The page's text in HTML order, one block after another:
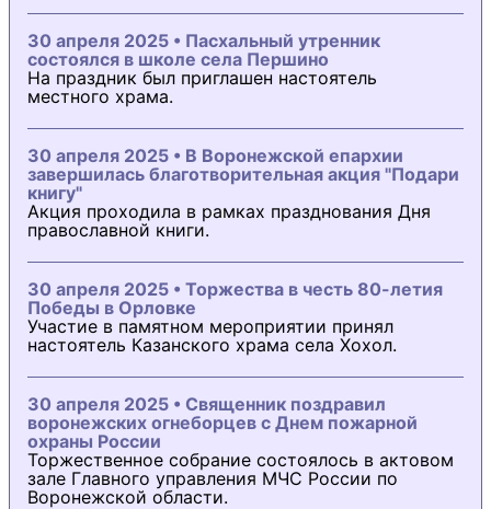
30 апреля 2025 • Пасхальный утренник
состоялся в школе села Першино
На праздник был приглашен настоятель
местного храма.
30 апреля 2025 • В Воронежской епархии
завершилась благотворительная акция "Подари
книгу"
Акция проходила в рамках празднования Дня
православной книги.
30 апреля 2025 • Торжества в честь 80-летия
Победы в Орловке
Участие в памятном мероприятии принял
настоятель Казанского храма села Хохол.
30 апреля 2025 • Священник поздравил
воронежских огнеборцев с Днем пожарной
охраны России
Торжественное собрание состоялось в актовом
зале Главного управления МЧС России по
Воронежской области.